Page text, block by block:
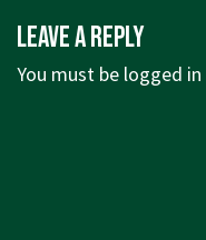
is
Leave a Reply
You must be logged in